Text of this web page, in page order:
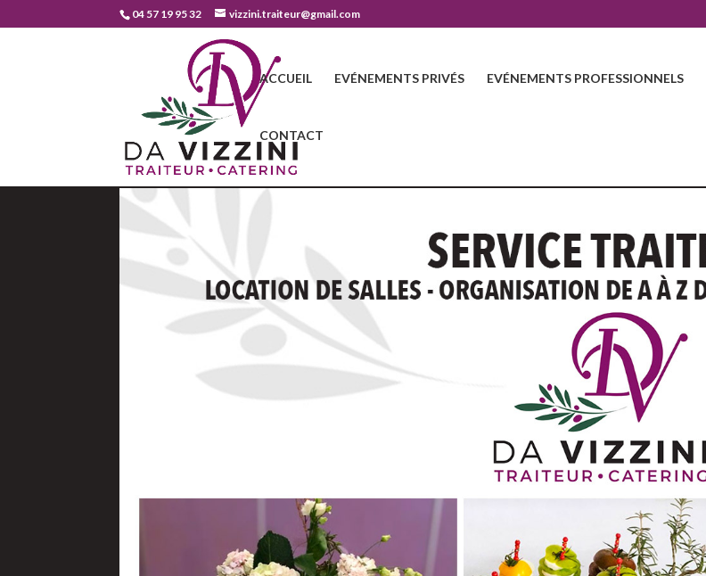
04 57 19 95 32 vizzini.traiteur@gmail.com
ACCUEIL EVÉNEMENTS PRIVÉS EVÉNEMENTS PROFESSIONNELS
CONTACT